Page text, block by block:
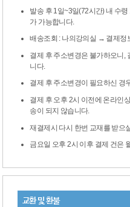
발송 후 1일~3일(72시간) 내 수
가 가능합니다.
배송조회 : 나의강의실 → 결제정
결제 후 주소변경은 불가하오니,
니다.
결제 후 주소변경이 필요하신 경
결제 후 오후 2시 이전에 온라인
송이 되지 않습니다.
재결제시 다시 한번 교재를 받으
금요일 오후 2시 이후 결제 건은
교환 및 환불